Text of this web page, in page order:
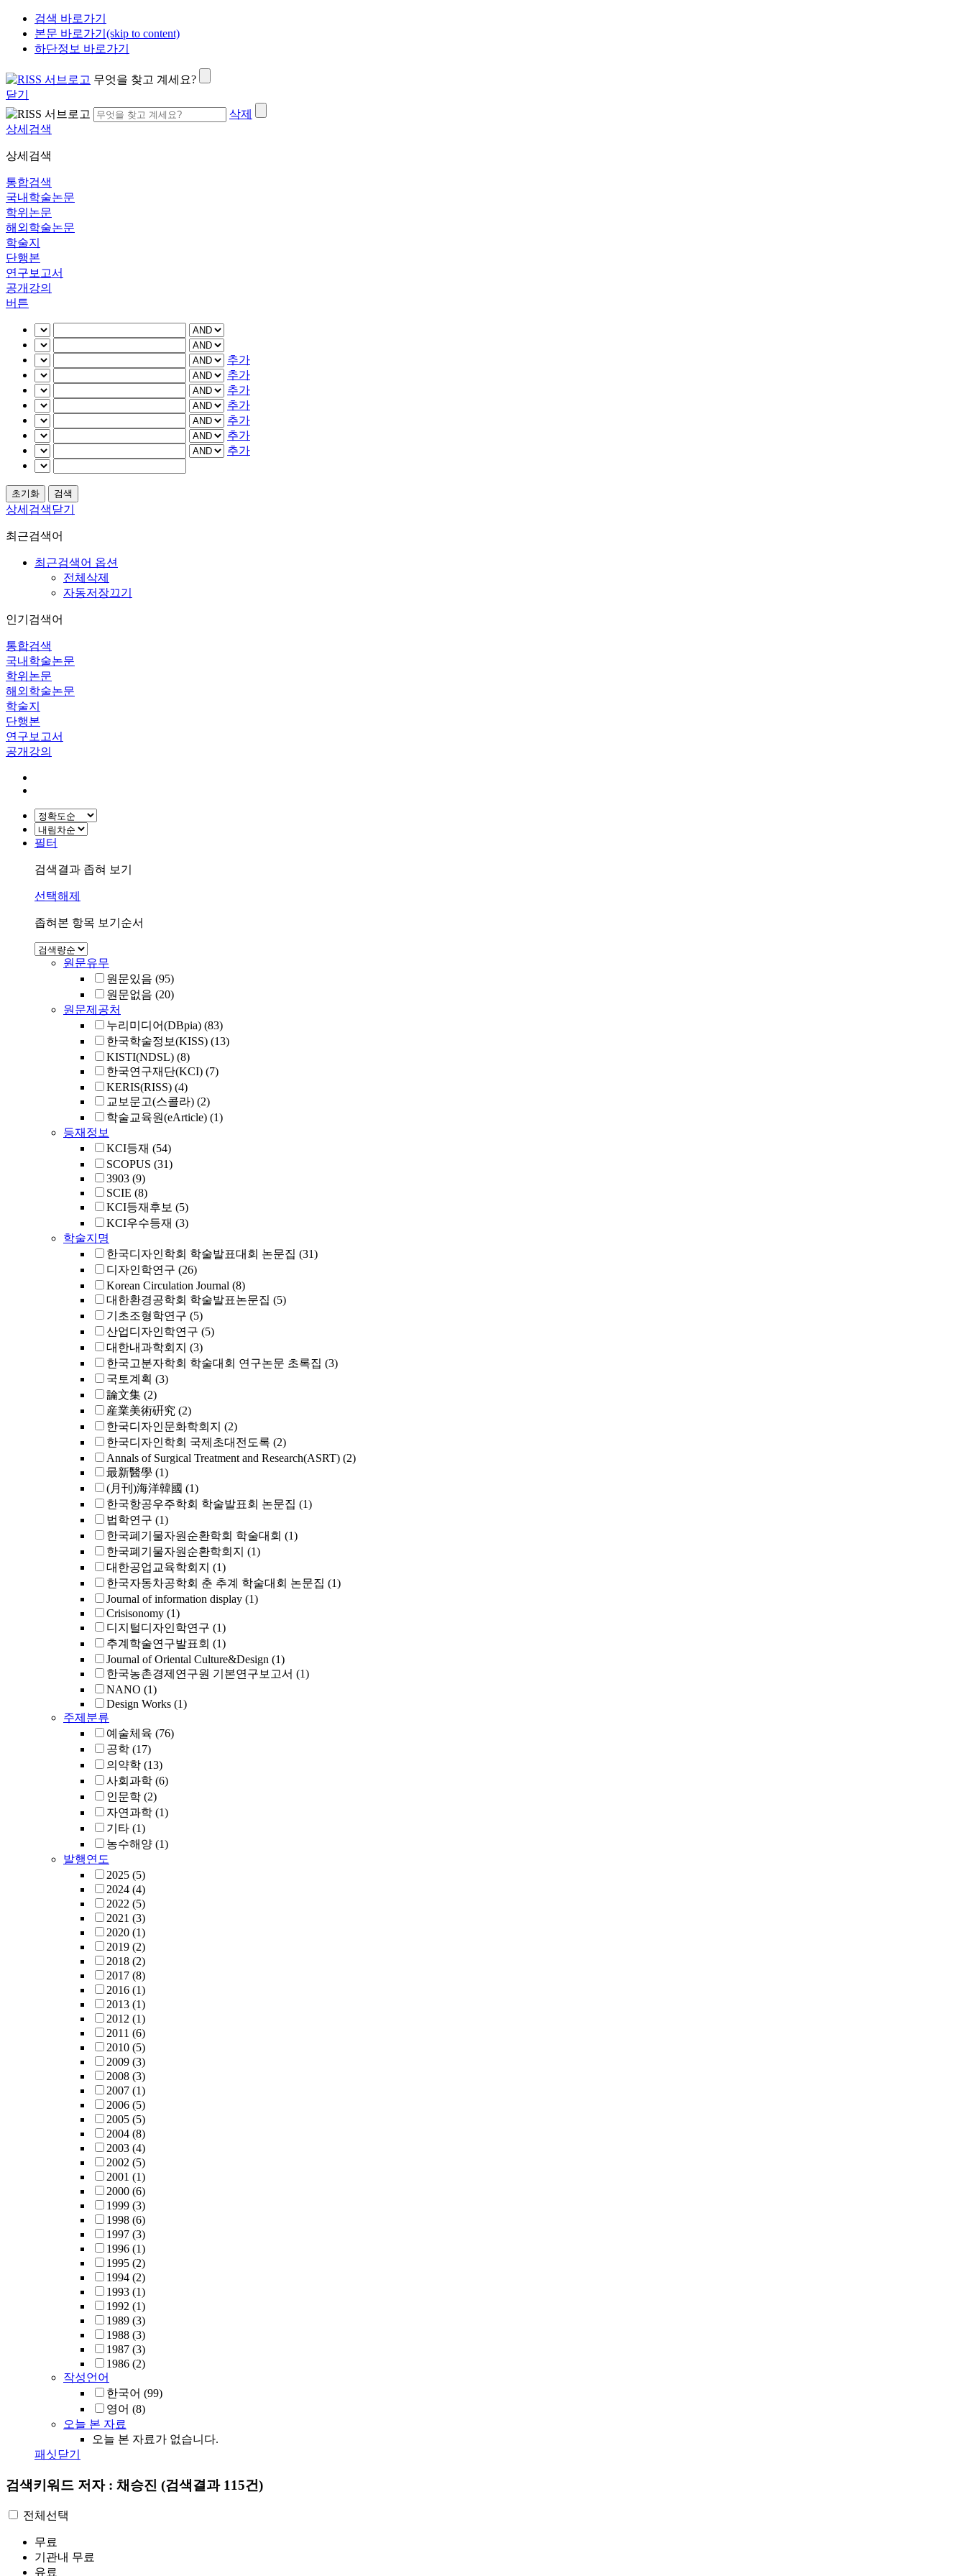
검색 바로가기
본문 바로가기(skip to content)
하단정보 바로가기
무엇을 찾고 계세요?
닫기
삭제
상세검색
상세검색
통합검색
국내학술논문
학위논문
해외학술논문
학술지
단행본
연구보고서
공개강의
버튼
추가
추가
추가
추가
추가
추가
추가
상세검색닫기
최근검색어
최근검색어 옵션
전체삭제
자동저장끄기
인기검색어
통합검색
국내학술논문
학위논문
해외학술논문
학술지
단행본
연구보고서
공개강의
필터
검색결과 좁혀 보기
선택해제
좁혀본 항목 보기순서
원문유무
원문있음 (95)
원문없음 (20)
원문제공처
누리미디어(DBpia) (83)
한국학술정보(KISS) (13)
KISTI(NDSL) (8)
한국연구재단(KCI) (7)
KERIS(RISS) (4)
교보문고(스콜라) (2)
학술교육원(eArticle) (1)
등재정보
KCI등재 (54)
SCOPUS (31)
3903 (9)
SCIE (8)
KCI등재후보 (5)
KCI우수등재 (3)
학술지명
한국디자인학회 학술발표대회 논문집 (31)
디자인학연구 (26)
Korean Circulation Journal (8)
대한환경공학회 학술발표논문집 (5)
기초조형학연구 (5)
산업디자인학연구 (5)
대한내과학회지 (3)
한국고분자학회 학술대회 연구논문 초록집 (3)
국토계획 (3)
論文集 (2)
産業美術硏究 (2)
한국디자인문화학회지 (2)
한국디자인학회 국제초대전도록 (2)
Annals of Surgical Treatment and Research(ASRT) (2)
最新醫學 (1)
(月刊)海洋韓國 (1)
한국항공우주학회 학술발표회 논문집 (1)
법학연구 (1)
한국폐기물자원순환학회 학술대회 (1)
한국폐기물자원순환학회지 (1)
대한공업교육학회지 (1)
한국자동차공학회 춘 추계 학술대회 논문집 (1)
Journal of information display (1)
Crisisonomy (1)
디지털디자인학연구 (1)
추계학술연구발표회 (1)
Journal of Oriental Culture&Design (1)
한국농촌경제연구원 기본연구보고서 (1)
NANO (1)
Design Works (1)
주제분류
예술체육 (76)
공학 (17)
의약학 (13)
사회과학 (6)
인문학 (2)
자연과학 (1)
기타 (1)
농수해양 (1)
발행연도
2025 (5)
2024 (4)
2022 (5)
2021 (3)
2020 (1)
2019 (2)
2018 (2)
2017 (8)
2016 (1)
2013 (1)
2012 (1)
2011 (6)
2010 (5)
2009 (3)
2008 (3)
2007 (1)
2006 (5)
2005 (5)
2004 (8)
2003 (4)
2002 (5)
2001 (1)
2000 (6)
1999 (3)
1998 (6)
1997 (3)
1996 (1)
1995 (2)
1994 (2)
1993 (1)
1992 (1)
1989 (3)
1988 (3)
1987 (3)
1986 (2)
작성언어
한국어 (99)
영어 (8)
오늘 본 자료
오늘 본 자료가 없습니다.
패싯닫기
검색키워드 저자 : 채승진 (검색결과 115건)
전체선택
무료
기관내 무료
유료